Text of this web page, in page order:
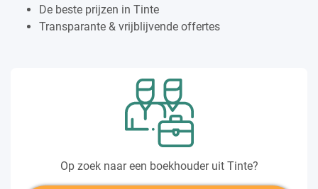
De beste prijzen in Tinte
Transparante & vrijblijvende offertes
Op zoek naar een boekhouder uit Tinte?